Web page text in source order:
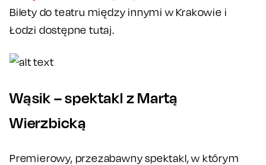
Bilety do teatru między innymi w Krakowie i
Łodzi dostępne tutaj.
Wąsik – spektakl z Martą
Wierzbicką
Premierowy, przezabawny spektakl, w którym